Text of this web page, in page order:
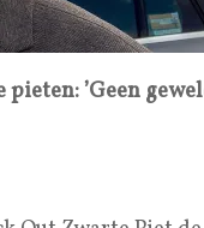
’Geen